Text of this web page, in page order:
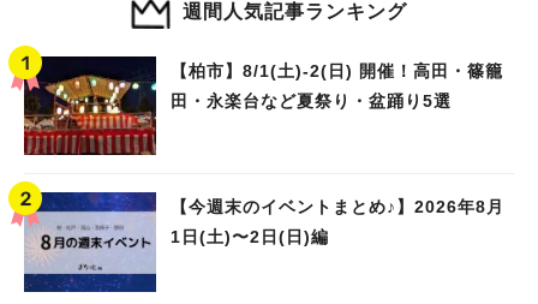
週間人気記事ランキング
【柏市】8/1(土)‐2(日) 開催！高田・篠籠
田・永楽台など夏祭り・盆踊り5選
【今週末のイベントまとめ♪】2026年8月
1日(土)〜2日(日)編